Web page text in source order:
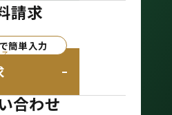
請求
簡単入力
合わせ